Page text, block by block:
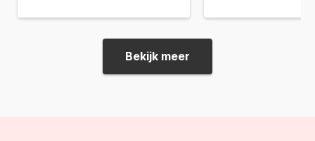
je gezondheid. Wij delen tips
voor gezonde gewoontes op
kantoor. Gezonde gewoontes is
een gezonde leefstijl Een
periode wordt
Bekijk meer